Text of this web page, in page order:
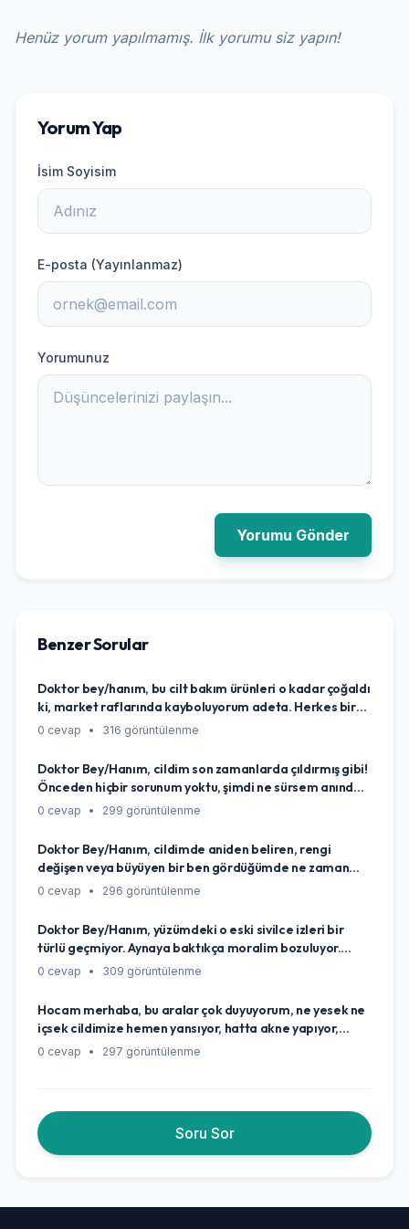
Henüz yorum yapılmamış. İlk yorumu siz yapın!
Yorum Yap
İsim Soyisim
E-posta (Yayınlanmaz)
Yorumunuz
Yorumu Gönder
Benzer Sorular
Doktor bey/hanım, bu cilt bakım ürünleri o kadar çoğaldı
ki, market raflarında kayboluyorum adeta. Herkes bir
şey öneriyor ama benim cildime hangisi iyi gelir, neye
ürünü nasıl bulurum, bir yol gösterir misiniz?
0 cevap • 316 görüntülenme
Doktor Bey/Hanım, cildim son zamanlarda çıldırmış gibi!
Önceden hiçbir sorunum yoktu, şimdi ne sürsem anında
kızarıyor, kaşınıyor hatta bazen yanıyor. Kullandığım
oluşan hassasiyetin sebebi ne olabilir, ben şimdi ne
yapmalıyım, nasıl bir yol izlemeliyim?
0 cevap • 299 görüntülenme
Doktor Bey/Hanım, cildimde aniden beliren, rengi
değişen veya büyüyen bir ben gördüğümde ne zaman
endişelenmeli ve hemen bir uzmana görünmeliyim? Hani
gereken 'kırmızı çizgiler' nelerdir?
0 cevap • 296 görüntülenme
Doktor Bey/Hanım, yüzümdeki o eski sivilce izleri bir
türlü geçmiyor. Aynaya baktıkça moralim bozuluyor.
Bunlardan tamamen kurtulmanın ya da en azından
Yoksa kaderim mi bu izlerle yaşamak?
0 cevap • 309 görüntülenme
Hocam merhaba, bu aralar çok duyuyorum, ne yesek ne
içsek cildimize hemen yansıyor, hatta akne yapıyor,
sivilce yapıyor diyorlar. Gerçekten yediğimiz içtiğimiz
0 cevap • 297 görüntülenme
Soru Sor